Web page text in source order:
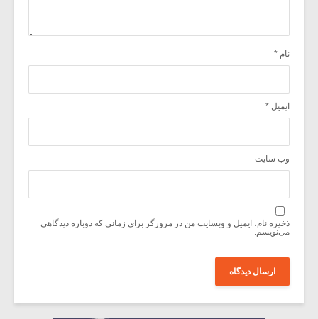
نام *
ایمیل *
وب‌ سایت
ذخیره نام، ایمیل و وبسایت من در مرورگر برای زمانی که دوباره دیدگاهی
می‌نویسم.